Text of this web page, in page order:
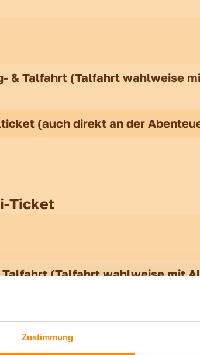
Zustimmung
& Talfahrt (Talfahrt wahlweise
(auch direkt an der
Ticket
(Talfahrt wahlweise mit
(nur direkt am Kletterwald